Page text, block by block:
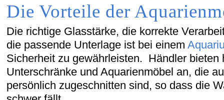
Die Vorteile der
Die richtige Glasstärke, die korrekte
die passende Unterlage ist bei einem
Sicherheit zu gewährleisten. Händler bieten
Unterschränke und Aquarienmöbel an, die
persönlich zugeschnitten sind, so dass die